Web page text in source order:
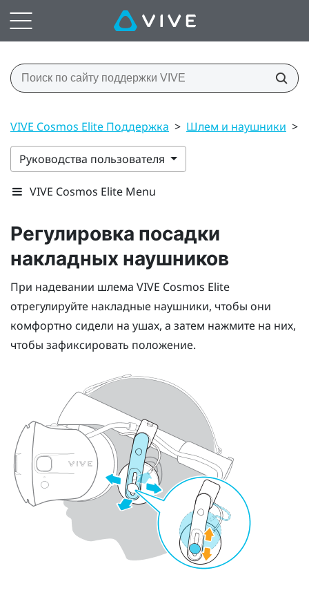
VIVE Cosmos Elite Поддержка > Шлем и наушники >
Руководства пользователя
VIVE Cosmos Elite Menu
Регулировка посадки
накладных наушников
При надевании шлема VIVE Cosmos Elite
отрегулируйте накладные наушники, чтобы они
комфортно сидели на ушах, а затем нажмите на них,
чтобы зафиксировать положение.